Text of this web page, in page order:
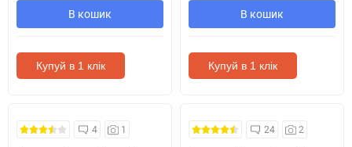
В кошик
Купуй в 1 клік
В кошик
Купуй в 1 клік
4 1 24 2